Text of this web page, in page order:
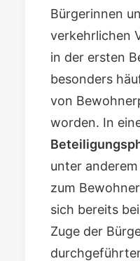
Bürgerinnen
verkehrlichen
in der ersten
besonders
von
worden. In
unter
zum
sich bereits
Zuge der